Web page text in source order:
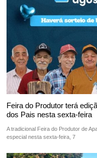
Feira do Produtor terá
dos Pais nesta sexta-feira
A tradicional Feira do Produtor de
especial nesta sexta-feira, 7